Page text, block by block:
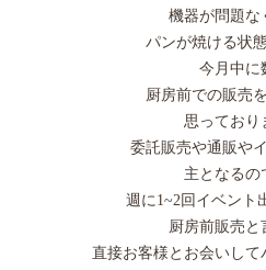
機器が問題な
パンが焼ける状
今月中に
厨房前での販売
思っており
委託販売や通販や
主となるの
週に1~2回イベント
厨房前販売と
直接お客様とお会いして